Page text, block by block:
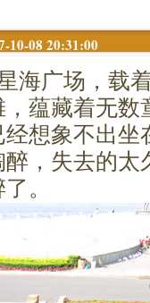
10-08 20:31:00
广场，载着
蕴藏着无
想象不出
，失去的
。